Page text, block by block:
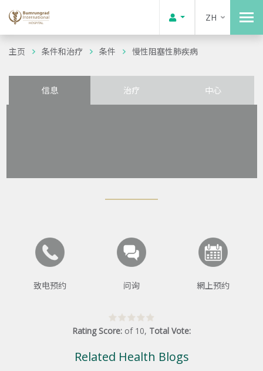
ZH
主页 条件和治疗 条件 慢性阻塞性肺疾病
信息 治疗 中心
致电预约 问询 網上预约
Rating Score: of 10, Total Vote:
Related Health Blogs